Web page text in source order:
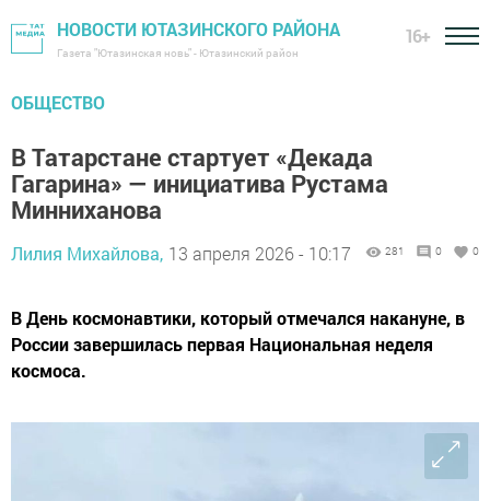
НОВОСТИ ЮТАЗИНСКОГО РАЙОНА
Газета "Ютазинская новь" - Ютазинский район
16+
ОБЩЕСТВО
В Татарстане стартует «Декада
Гагарина» — инициатива Рустама
Минниханова
Лилия Михайлова, 13 апреля 2026 - 10:17 281 0 0
В День космонавтики, который отмечался накануне, в
России завершилась первая Национальная неделя
космоса.